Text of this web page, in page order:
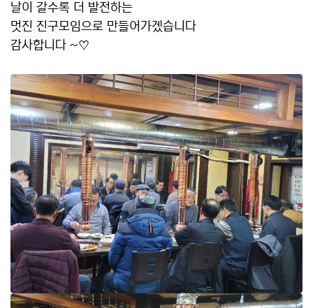
날이 갈수록 더 발전하는
멋진 진구모임으로 만들어가겠습니다
감사합니다 ~♡